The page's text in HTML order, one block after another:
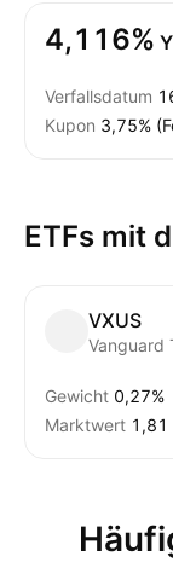
4,116%
Verfallsdatum
Kupon 3,75%
ETFs mit
VXUS
Gewicht 0,27%
Marktwert ‪1,81